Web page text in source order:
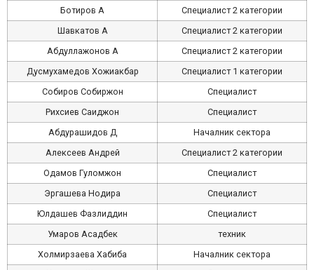
Ботиров A
Специалист 2 категории
Шавкатов A
Специалист 2 категории
Абдуллажонов A
Специалист 2 категории
Дусмухамедов Хожиакбар
Специалист 1 категории
Собиров Собиржон
Специалист
Рихсиев Саиджон
Специалист
Абдурашидов Д
Началник сектора
Алексеев Андрей
Специалист 2 категории
Одамов Гуломжон
Cпециалист
Эргашева Нодира
Cпециалист
Юлдашев Фазлиддин
Cпециалист
Умаров Асадбек
техник
Холмирзаева Хабиба
Началник сектора